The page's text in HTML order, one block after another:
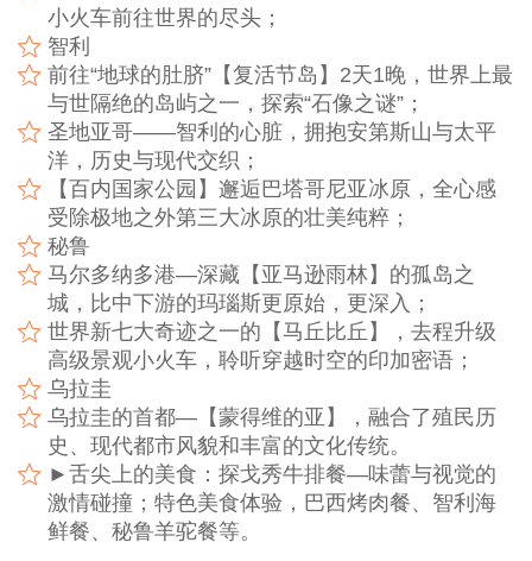
小火车前往世界的尽头；
智利
前往“地球的肚脐”【复活节岛】2天1晚，世界上最
与世隔绝的岛屿之一，探索“石像之谜”；
圣地亚哥——智利的心脏，拥抱安第斯山与太平
洋，历史与现代交织；
【百内国家公园】邂逅巴塔哥尼亚冰原，全心感
受除极地之外第三大冰原的壮美纯粹；
秘鲁
马尔多纳多港—深藏【亚马逊雨林】的孤岛之
城，比中下游的玛瑙斯更原始，更深入；
世界新七大奇迹之一的【马丘比丘】，去程升级
高级景观小火车，聆听穿越时空的印加密语；
乌拉圭
乌拉圭的首都—【蒙得维的亚】，融合了殖民历
史、现代都市风貌和丰富的文化传统。
►舌尖上的美食：探戈秀牛排餐—味蕾与视觉的
激情碰撞；特色美食体验，巴西烤肉餐、智利海
鲜餐、秘鲁羊驼餐等。